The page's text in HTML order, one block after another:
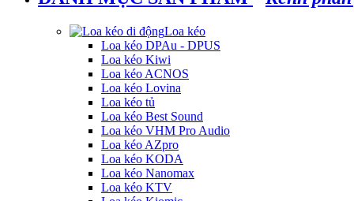
Loa kéo
Loa kéo DPAu - DPUS
Loa kéo Kiwi
Loa kéo ACNOS
Loa kéo Lovina
Loa kéo tủ
Loa kéo Best Sound
Loa kéo VHM Pro Audio
Loa kéo AZpro
Loa kéo KODA
Loa kéo Nanomax
Loa kéo KTV